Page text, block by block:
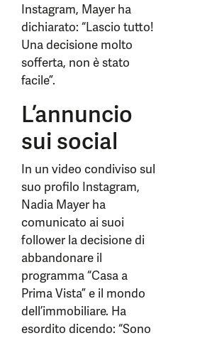
Instagram, Mayer ha
dichiarato: “Lascio tutto!
Una decisione molto
sofferta, non è stato
facile”.
L’annuncio
sui social
In un video condiviso sul
suo profilo Instagram,
Nadia Mayer ha
comunicato ai suoi
follower la decisione di
abbandonare il
programma “Casa a
Prima Vista” e il mondo
dell’immobiliare. Ha
esordito dicendo: “Sono